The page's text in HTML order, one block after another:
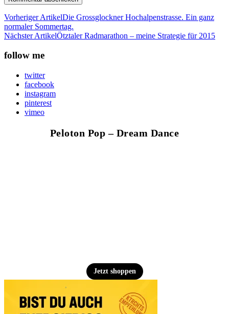
Vorheriger ArtikelDie Grossglockner Hochalpenstrasse. Ein ganz
normaler Sommertag.
Nächster ArtikelÖtztaler Radmarathon – meine Strategie für 2015
follow me
twitter
facebook
instagram
pinterest
vimeo
Peloton Pop – Dream Dance
Jetzt shoppen